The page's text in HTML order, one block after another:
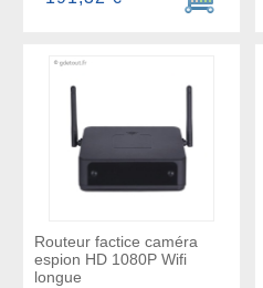
Routeur factice caméra
espion HD 1080P Wifi
longue